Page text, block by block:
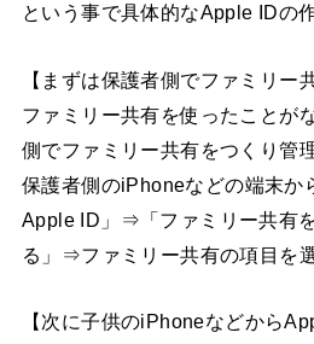
という事で具体的なApple IDの
【まずは保護者側でファミリー
ファミリー共有を使ったことが
側でファミリー共有をつくり管
保護者側のiPhoneなどの端末
Apple ID」⇒「ファミリー共有
る」⇒ファミリー共有の項目を
【次に子供のiPhoneなどから